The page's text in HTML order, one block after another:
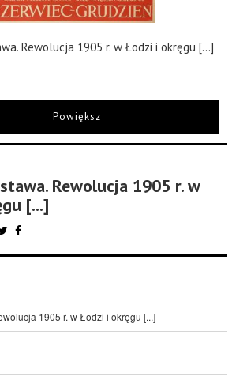
Rewolucja 1905 r. w Łodzi i okręgu [...]
Powiększ
Rewolucja 1905 r. w
[...]
1905 r. w Łodzi i okręgu [...]